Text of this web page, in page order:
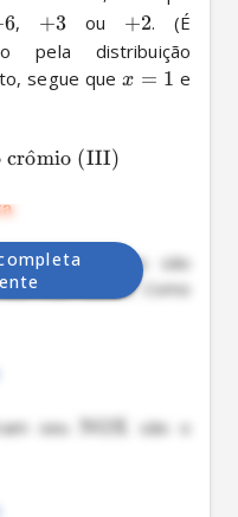
6, +3 ou +2. (É
pela distribuição
segue que x = 1 e
cro
ˆmio (III)
hidrônios são
mais básico. Como
seu NOX
são o